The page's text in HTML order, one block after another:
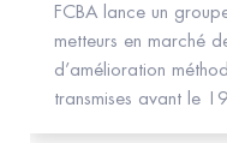
FCBA lance un
metteurs en marché
d’amélioration
transmises avant le